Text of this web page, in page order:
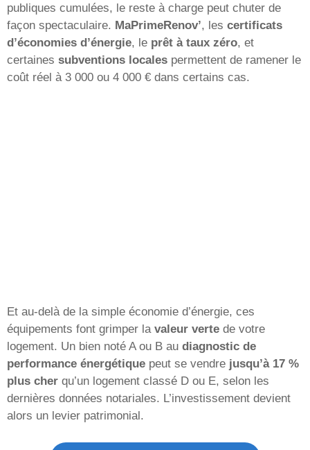
publiques cumulées, le reste à charge peut chuter de
façon spectaculaire. MaPrimeRenov’, les certificats
d’économies d’énergie, le prêt à taux zéro, et
certaines subventions locales permettent de ramener le
coût réel à 3 000 ou 4 000 € dans certains cas.
Et au-delà de la simple économie d’énergie, ces
équipements font grimper la valeur verte de votre
logement. Un bien noté A ou B au diagnostic de
performance énergétique peut se vendre jusqu’à 17 %
plus cher qu’un logement classé D ou E, selon les
dernières données notariales. L’investissement devient
alors un levier patrimonial.